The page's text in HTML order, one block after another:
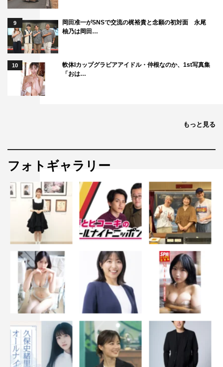
9
岡田准一がSNSで交流の梶裕貴と念願の初対面 永尾
柚乃は岡田…
10
軟体Iカップグラビアアイドル・仲根なのか、1st写真集
「おは…
もっと見る
フォトギャラリー